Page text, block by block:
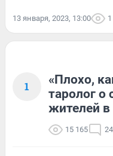
13 января, 2023, 13:00
1
«Плохо,
таролог о
жителей в
15 165 24